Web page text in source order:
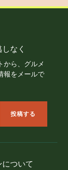
ついて
なく
から、グルメ
報をメールで